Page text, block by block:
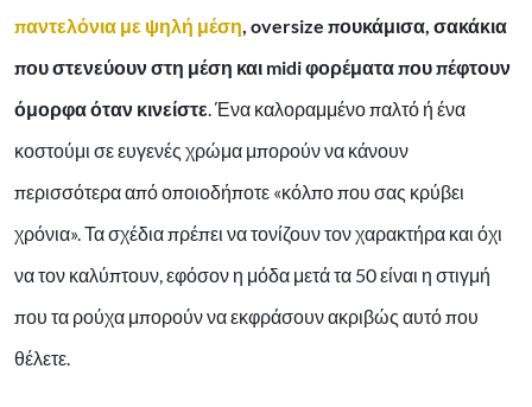
παντελόνια με ψηλή μέση, oversize πουκάμισα, σακάκια
που στενεύουν στη μέση και midi φορέματα που πέφτουν
όμορφα όταν κινείστε. Ένα καλοραμμένο παλτό ή ένα
κοστούμι σε ευγενές χρώμα μπορούν να κάνουν
περισσότερα από οποιοδήποτε «κόλπο που σας κρύβει
χρόνια». Τα σχέδια πρέπει να τονίζουν τον χαρακτήρα και όχι
να τον καλύπτουν, εφόσον η μόδα μετά τα 50 είναι η στιγμή
που τα ρούχα μπορούν να εκφράσουν ακριβώς αυτό που
θέλετε.